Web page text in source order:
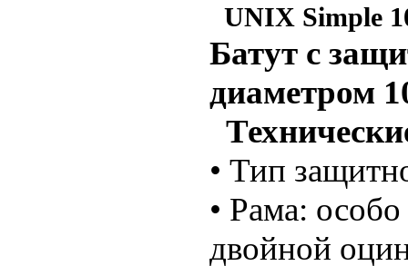
UNIX Simple
Батут с
диаметром
• Тип
• Рама:
двойной